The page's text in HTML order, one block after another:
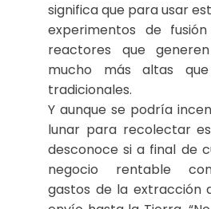
significa que para usar
experimentos de
reactores que
mucho más altas
tradicionales.
Y aunque se podría
lunar para recolectar
desconoce si a final de
negocio rentable
gastos de la extracción